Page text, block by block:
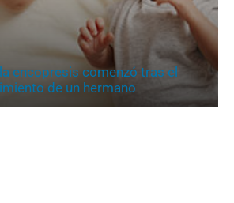
encopresis comenzó tras el
de un hermano